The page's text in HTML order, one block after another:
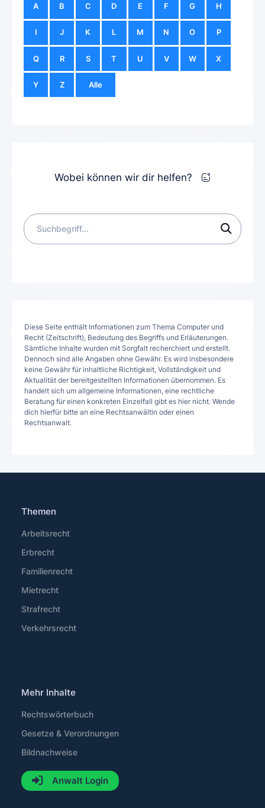
A B C D E F G H
I J K L M N O P
Q R S T U V W X
Y Z Alle
Wobei können wir dir helfen?
Diese Seite enthält Informationen zum Thema Computer und
Recht (Zeitschrift), Bedeutung des Begriffs und Erläuterungen.
Sämtliche Inhalte wurden mit Sorgfalt recherchiert und erstellt.
Dennoch sind alle Angaben ohne Gewähr. Es wird insbesondere
keine Gewähr für inhaltliche Richtigkeit, Vollständigkeit und
Aktualität der bereitgestellten Informationen übernommen. Es
handelt sich um allgemeine Informationen, eine rechtliche
Beratung für einen konkreten Einzelfall gibt es hier nicht. Wende
dich hierfür bitte an eine Rechtsanwältin oder einen
Rechtsanwalt.
Themen
Arbeitsrecht
Erbrecht
Familienrecht
Mietrecht
Strafrecht
Verkehrsrecht
Mehr Inhalte
Rechtswörterbuch
Gesetze & Verordnungen
Bildnachweise
Anwalt Login